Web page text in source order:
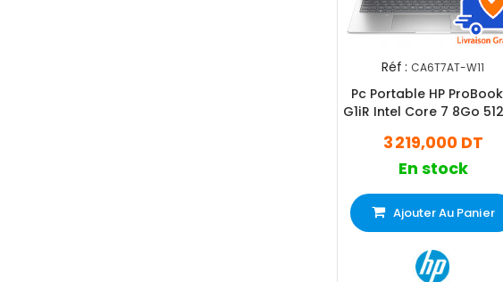
Réf : CA6T7AT-W11
Pc Portable HP
G1iR Intel Core 7 8Go
3 219,000 DT
En stock
Ajouter Au Panier